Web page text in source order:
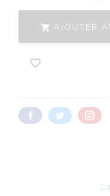
 AJOUTER
